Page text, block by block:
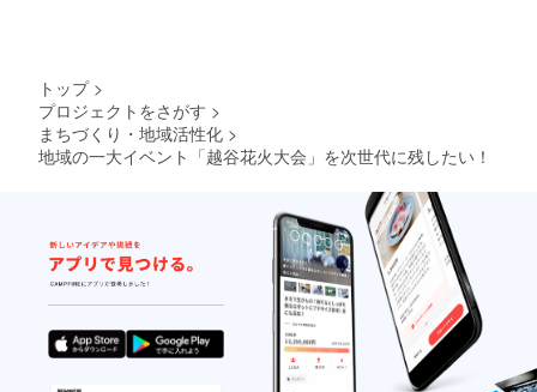
トップ >
プロジェクトをさがす >
まちづくり・地域活性化 >
地域の一大イベント「越谷花火大会」を次世代に残したい！